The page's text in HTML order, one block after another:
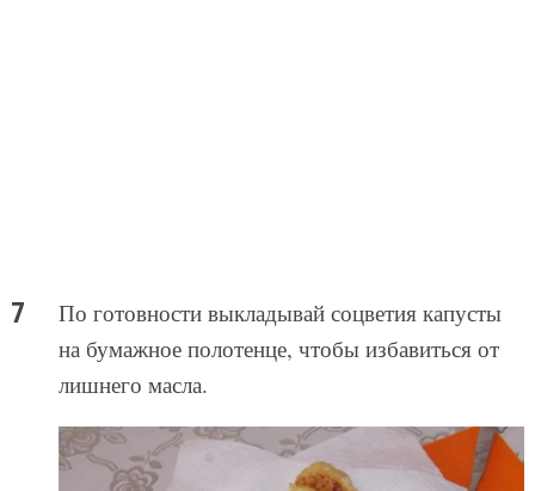
По готовности выкладывай соцветия капусты
на бумажное полотенце, чтобы избавиться от
лишнего масла.